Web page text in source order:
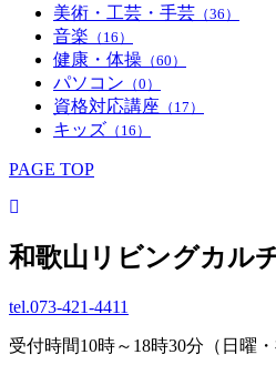
美術・工芸・手芸 （36）
音楽 （16）
健康・体操 （60）
パソコン （0）
資格対応講座 （17）
キッズ （16）
PAGE TOP
和歌山リビングカル
tel.073-421-4411
受付時間10時～18時30分（日曜・